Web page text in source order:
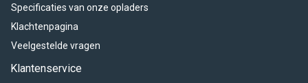
Specificaties van onze opladers
Klachtenpagina
Veelgestelde vragen
Klantenservice